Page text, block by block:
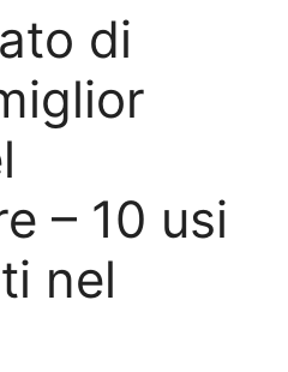
di
– 10 usi
nel